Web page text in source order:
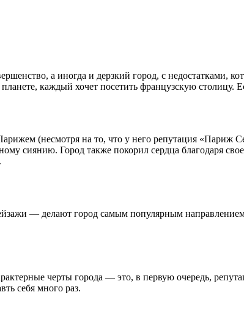
а иногда и дерзкий город, с недостатками,
каждый хочет посетить французскую столицу.
(несмотря на то, что у него репутация «Париж
сиянию. Город также покорил сердца благодаря
— делают город самым популярным
черты города — это, в первую очередь,
себя много раз.